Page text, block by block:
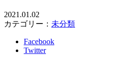
2021.01.02
カテゴリー： 未分類
Facebook
Twitter